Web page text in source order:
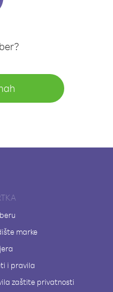
marke
i pravila
zaštite privatnosti